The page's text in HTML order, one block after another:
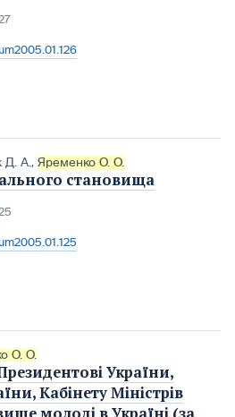
Д. А. , Яременко О. О.
становища
О. О.
України,
Кабінету Міністрів